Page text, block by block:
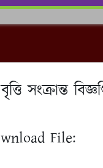
সংক্রান্ত
File: